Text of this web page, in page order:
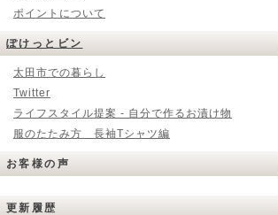
ポイントについて
ぽけっとビン
太田市での暮らし
Twitter
ライフスタイル提案 - 自分で作るお漬け物
服のたたみ方 長袖Tシャツ編
お客様の声
更新履歴